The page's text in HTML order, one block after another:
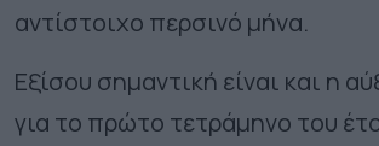
αντίστοιχο περσινό μήνα.
Εξίσου σημαντική είναι και η
για το πρώτο τετράμηνο του